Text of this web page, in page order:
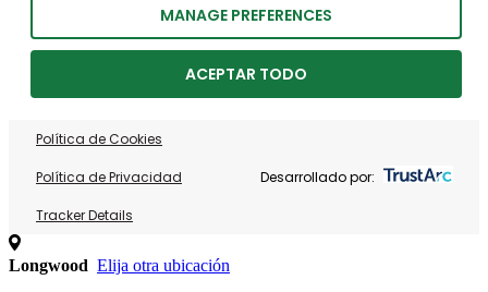
MANAGE PREFERENCES
ACEPTAR TODO
Política de Cookies
Política de Privacidad
Tracker Details
Desarrollado por:
Longwood Elija otra ubicación